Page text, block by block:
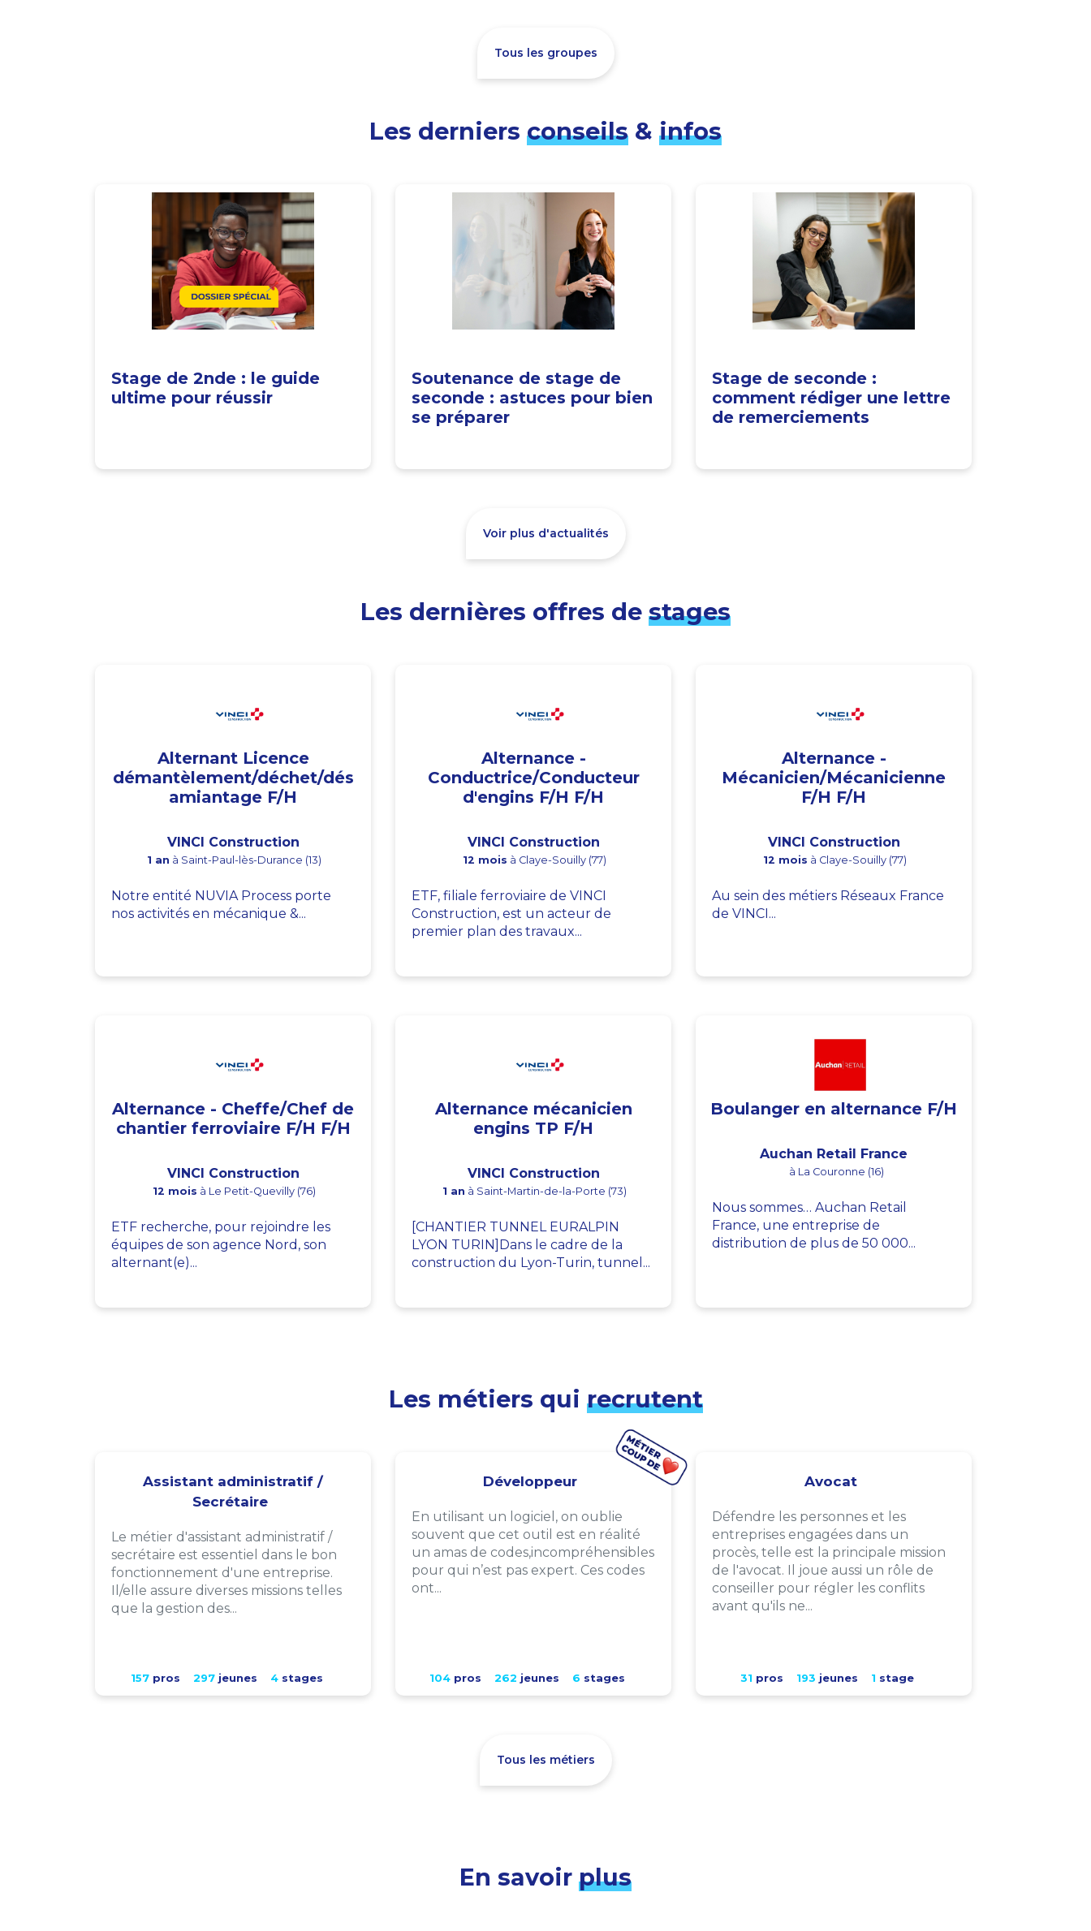
Tous les groupes
Les derniers conseils & infos
Stage de 2nde : le guide
ultime pour réussir
Soutenance de stage de
seconde : astuces pour bien
se préparer
Stage de seconde :
comment rédiger une lettre
de remerciements
Voir plus d'actualités
Les dernières offres de stages
Alternant Licence
démantèlement/déchet/dés
amiantage F/H
VINCI Construction
1 an à Saint-Paul-lès-Durance (13)
Notre entité NUVIA Process porte
nos activités en mécanique &...
Alternance -
Conductrice/Conducteur
d'engins F/H F/H
VINCI Construction
12 mois à Claye-Souilly (77)
ETF, filiale ferroviaire de VINCI
Construction, est un acteur de
premier plan des travaux...
Alternance -
Mécanicien/Mécanicienne
F/H F/H
VINCI Construction
12 mois à Claye-Souilly (77)
Au sein des métiers Réseaux France
de VINCI...
Alternance - Cheffe/Chef de
chantier ferroviaire F/H F/H
VINCI Construction
12 mois à Le Petit-Quevilly (76)
ETF recherche, pour rejoindre les
équipes de son agence Nord, son
alternant(e)...
Alternance mécanicien
engins TP F/H
VINCI Construction
1 an à Saint-Martin-de-la-Porte (73)
[CHANTIER TUNNEL EURALPIN
LYON TURIN]Dans le cadre de la
construction du Lyon-Turin, tunnel...
Boulanger en alternance F/H
Auchan Retail France
à La Couronne (16)
Nous sommes… Auchan Retail
France, une entreprise de
distribution de plus de 50 000...
Les métiers qui recrutent
Assistant administratif /
Secrétaire
Le métier d'assistant administratif /
secrétaire est essentiel dans le bon
fonctionnement d'une entreprise.
Il/elle assure diverses missions telles
que la gestion des...
157pros 297jeunes 4stages
Développeur
En utilisant un logiciel, on oublie
souvent que cet outil est en réalité
un amas de codes,incompréhensibles
pour qui n’est pas expert. Ces codes
ont...
104pros 262 jeunes 6 stages
Avocat
Défendre les personnes et les
entreprises engagées dans un
procès, telle est la principale mission
de l'avocat. Il joue aussi un rôle de
conseiller pour régler les conflits
avant qu'ils ne...
31 pros 193 jeunes 1 stage
Tous les métiers
En savoir plus